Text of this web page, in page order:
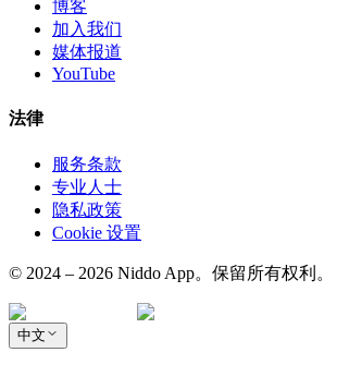
博客
加入我们
媒体报道
YouTube
法律
服务条款
专业人士
隐私政策
Cookie 设置
© 2024 – 2026 Niddo App。保留所有权利。
中文